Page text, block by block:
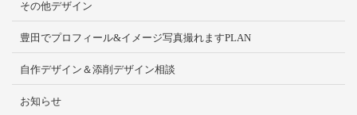
その他デザイン
豊田でプロフィール&イメージ写真撮れますPLAN
自作デザイン＆添削デザイン相談
お知らせ